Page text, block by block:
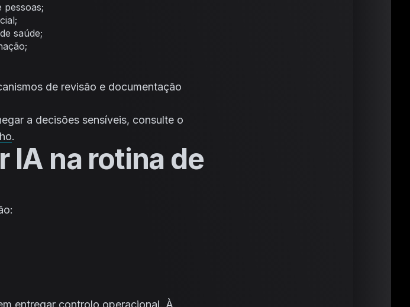
pessoas;
saúde;
de revisão e documentação
a decisões sensíveis, consulte o
.
IA na rotina de
entregar controlo operacional. À